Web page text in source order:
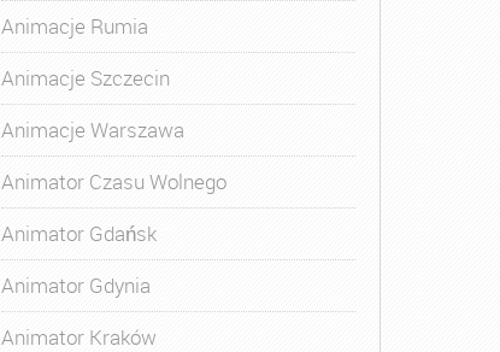
Animacje Rumia
Animacje Szczecin
Animacje Warszawa
Animator Czasu Wolnego
Animator Gdańsk
Animator Gdynia
Animator Kraków